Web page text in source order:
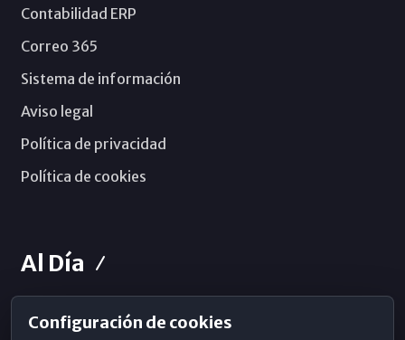
Contabilidad ERP
Correo 365
Sistema de información
Aviso legal
Política de privacidad
Política de cookies
Al Día
Horarios de Misa
Configuración de cookies